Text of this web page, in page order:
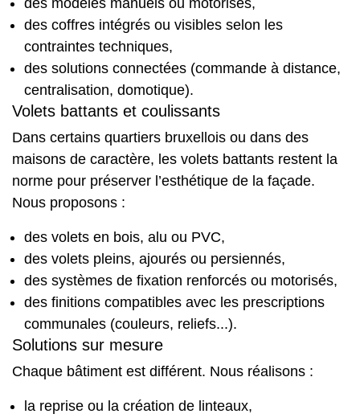
des coffres intégrés ou visibles selon les
contraintes techniques,
des solutions connectées (commande à distance,
centralisation, domotique).
Volets battants et coulissants
Dans certains quartiers bruxellois ou dans des
maisons de caractère, les volets battants restent la
norme pour préserver l’esthétique de la façade.
Nous proposons :
des volets en bois, alu ou PVC,
des volets pleins, ajourés ou persiennés,
des systèmes de fixation renforcés ou motorisés,
des finitions compatibles avec les prescriptions
communales (couleurs, reliefs...).
Solutions sur mesure
Chaque bâtiment est différent. Nous réalisons :
la reprise ou la création de linteaux,